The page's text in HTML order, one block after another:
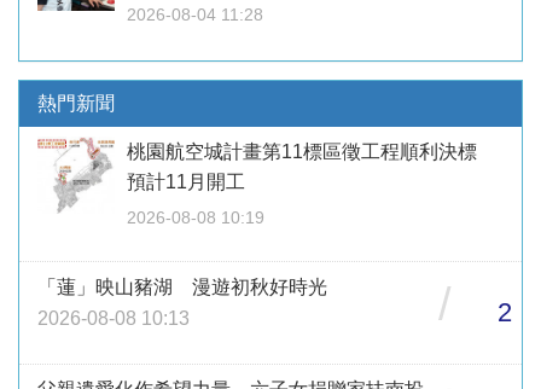
2026-08-04 11:28
熱門新聞
桃園航空城計畫第11標區徵工程順利決標
預計11月開工
2026-08-08 10:19
「蓮」映山豬湖 漫遊初秋好時光
2026-08-08 10:13
/ 2